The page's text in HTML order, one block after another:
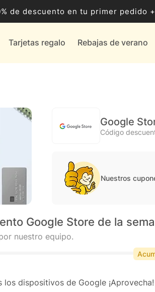
de descuento en tu primer pedido
Tarjetas regalo Rebajas de verano
Cultura
Google
Código
Nuestros
Google Store de la
nuestro equipo.
dispositivos de Google ¡Aprovecha!